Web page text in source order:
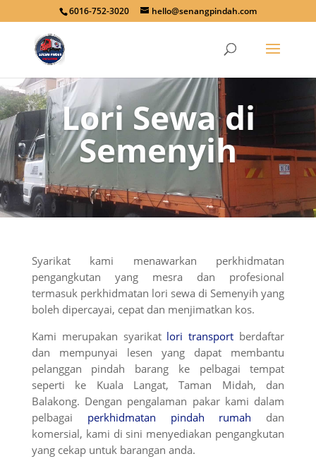
6016-752-3020 hello@senangpindah.com
Lori Sewa di
Semenyih
Syarikat kami menawarkan perkhidmatan
pengangkutan yang mesra dan profesional
termasuk perkhidmatan lori sewa di Semenyih yang
boleh dipercayai, cepat dan menjimatkan kos.
Kami merupakan syarikat lori transport berdaftar
dan mempunyai lesen yang dapat membantu
pelanggan pindah barang ke pelbagai tempat
seperti ke Kuala Langat, Taman Midah, dan
Balakong. Dengan pengalaman pakar kami dalam
pelbagai perkhidmatan pindah rumah dan
komersial, kami di sini menyediakan pengangkutan
yang cekap untuk barangan anda.